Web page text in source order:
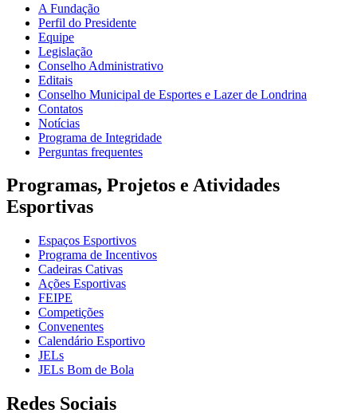
A Fundação
Perfil do Presidente
Equipe
Legislação
Conselho Administrativo
Editais
Conselho Municipal de Esportes e Lazer de Londrina
Contatos
Notícias
Programa de Integridade
Perguntas frequentes
Programas, Projetos e Atividades
Esportivas
Espaços Esportivos
Programa de Incentivos
Cadeiras Cativas
Ações Esportivas
FEIPE
Competições
Convenentes
Calendário Esportivo
JELs
JELs Bom de Bola
Redes Sociais